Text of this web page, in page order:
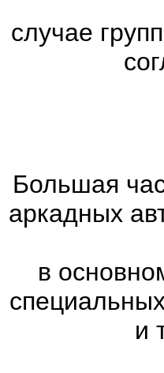
случае
Большая
аркадных
в
и